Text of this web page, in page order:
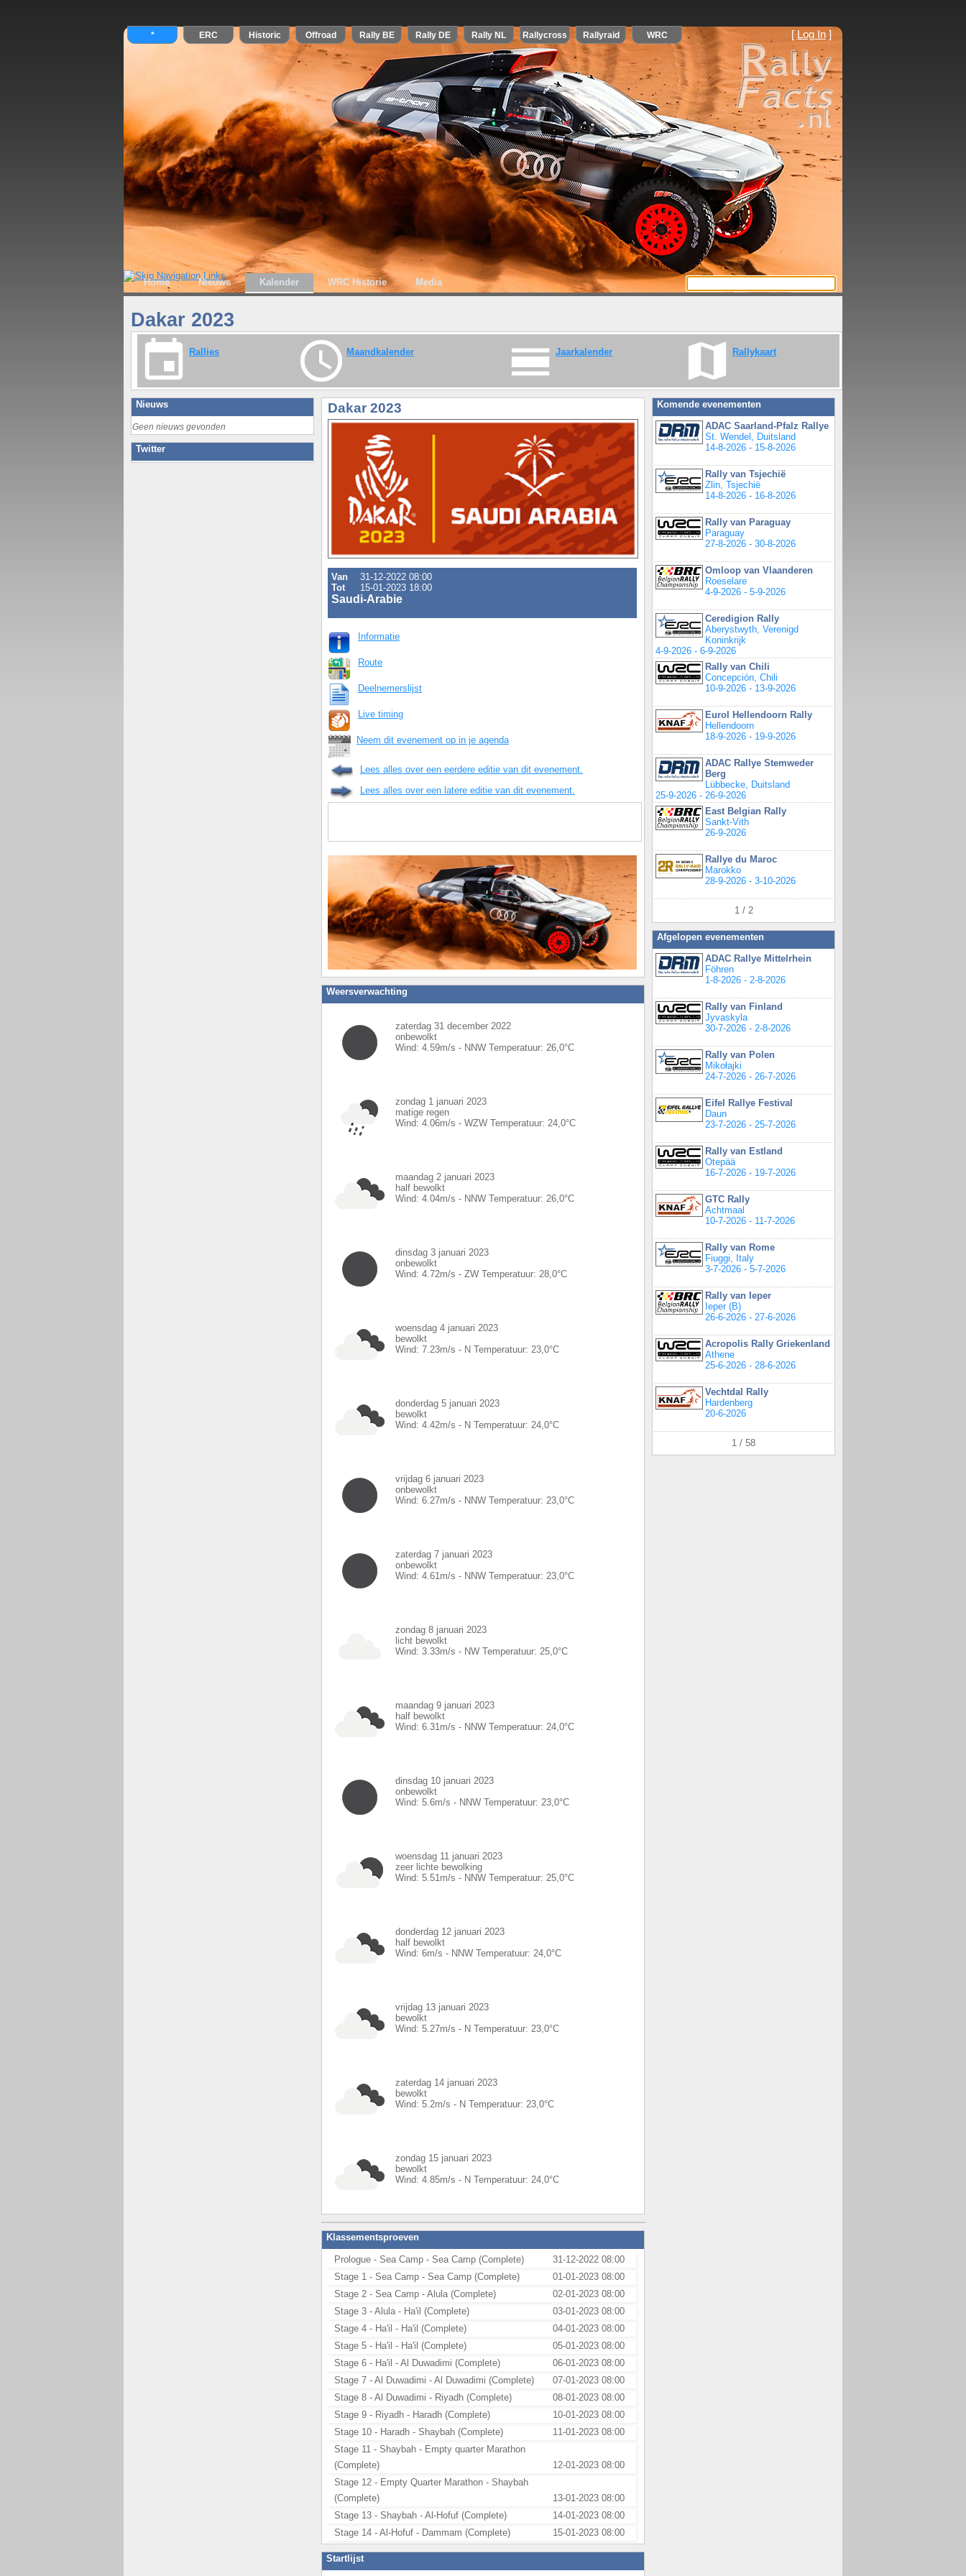
[ Log In ]
Home Nieuws Kalender WRC Historie Media
Dakar 2023
Rallies Maandkalender Jaarkalender Rallykaart
Nieuws
Geen nieuws gevonden
Twitter
Dakar 2023
Van
31-12-2022 08:00
Tot
15-01-2023 18:00
Saudi-Arabie
Informatie
Route
Deelnemerslijst
Live timing
Neem dit evenement op in je agenda
Lees alles over een eerdere editie van dit evenement.
Lees alles over een latere editie van dit evenement.
Weersverwachting
zaterdag 31 december 2022
onbewolkt
Wind: 4.59m/s - NNW Temperatuur: 26,0°C
zondag 1 januari 2023
matige regen
Wind: 4.06m/s - WZW Temperatuur: 24,0°C
maandag 2 januari 2023
half bewolkt
Wind: 4.04m/s - NNW Temperatuur: 26,0°C
dinsdag 3 januari 2023
onbewolkt
Wind: 4.72m/s - ZW Temperatuur: 28,0°C
woensdag 4 januari 2023
bewolkt
Wind: 7.23m/s - N Temperatuur: 23,0°C
donderdag 5 januari 2023
bewolkt
Wind: 4.42m/s - N Temperatuur: 24,0°C
vrijdag 6 januari 2023
onbewolkt
Wind: 6.27m/s - NNW Temperatuur: 23,0°C
zaterdag 7 januari 2023
onbewolkt
Wind: 4.61 m/s - NNW Temperatuur: 23,0°C
zondag 8 januari 2023
licht bewolkt
Wind: 3.33m/s - NW Temperatuur: 25,0°C
maandag 9 januari 2023
half bewolkt
Wind: 6.31 m/s - NNW Temperatuur: 24,0°C
dinsdag 10 januari 2023
onbewolkt
Wind: 5.6m/s - NNW Temperatuur: 23,0°C
woensdag 11 januari 2023
zeer lichte bewolking
Wind: 5.51 m/s - NNW Temperatuur: 25,0°C
donderdag 12 januari 2023
half bewolkt
Wind: 6m/s - NNW Temperatuur: 24,0°C
vrijdag 13 januari 2023
bewolkt
Wind: 5.27m/s - N Temperatuur: 23,0°C
zaterdag 14 januari 2023
bewolkt
Wind: 5.2m/s - N Temperatuur: 23,0°C
zondag 15 januari 2023
bewolkt
Wind: 4.85m/s - N Temperatuur: 24,0°C
Klassementsproeven
Prologue - Sea Camp - Sea Camp (Complete)
31-12-2022 08:00
Stage 1 - Sea Camp - Sea Camp (Complete)
01-01-2023 08:00
Stage 2 - Sea Camp - Alula (Complete)
02-01-2023 08:00
Stage 3 - Alula - Ha'il (Complete)
03-01-2023 08:00
Stage 4 - Ha'il - Ha'il (Complete)
04-01-2023 08:00
Stage 5 - Ha'il - Ha'il (Complete)
05-01-2023 08:00
Stage 6 - Ha'il - Al Duwadimi (Complete)
06-01-2023 08:00
Stage 7 - Al Duwadimi - Al Duwadimi (Complete)
07-01-2023 08:00
Stage 8 - Al Duwadimi - Riyadh (Complete)
08-01-2023 08:00
Stage 9 - Riyadh - Haradh (Complete)
10-01-2023 08:00
Stage 10 - Haradh - Shaybah (Complete)
11-01-2023 08:00
Stage 11 - Shaybah - Empty quarter Marathon
(Complete)
12-01-2023 08:00
Stage 12 - Empty Quarter Marathon - Shaybah
(Complete)
13-01-2023 08:00
Stage 13 - Shaybah - Al-Hofuf (Complete)
14-01-2023 08:00
Stage 14 - Al-Hofuf - Dammam (Complete)
15-01-2023 08:00
Startlijst
Komende evenementen
ADAC Saarland-Pfalz Rallye
St. Wendel, Duitsland
14-8-2026 - 15-8-2026
Rally van Tsjechië
Zlin, Tsjechië
14-8-2026 - 16-8-2026
Rally van Paraguay
Paraguay
27-8-2026 - 30-8-2026
Omloop van Vlaanderen
Roeselare
4-9-2026 - 5-9-2026
Ceredigion Rally
Aberystwyth, Verenigd
Koninkrijk
4-9-2026 - 6-9-2026
Rally van Chili
Concepción, Chili
10-9-2026 - 13-9-2026
Eurol Hellendoorn Rally
Hellendoorn
18-9-2026 - 19-9-2026
ADAC Rallye Stemweder
Berg
Lübbecke, Duitsland
25-9-2026 - 26-9-2026
East Belgian Rally
Sankt-Vith
26-9-2026
Rallye du Maroc
Marokko
28-9-2026 - 3-10-2026
1 / 2
Afgelopen evenementen
ADAC Rallye Mittelrhein
Föhren
1-8-2026 - 2-8-2026
Rally van Finland
Jyvaskyla
30-7-2026 - 2-8-2026
Rally van Polen
Mikołajki
24-7-2026 - 26-7-2026
Eifel Rallye Festival
Daun
23-7-2026 - 25-7-2026
Rally van Estland
Otepää
16-7-2026 - 19-7-2026
GTC Rally
Achtmaal
10-7-2026 - 11-7-2026
Rally van Rome
Fiuggi, Italy
3-7-2026 - 5-7-2026
Rally van Ieper
Ieper (B)
26-6-2026 - 27-6-2026
Acropolis Rally Griekenland
Athene
25-6-2026 - 28-6-2026
Vechtdal Rally
Hardenberg
20-6-2026
1 / 58